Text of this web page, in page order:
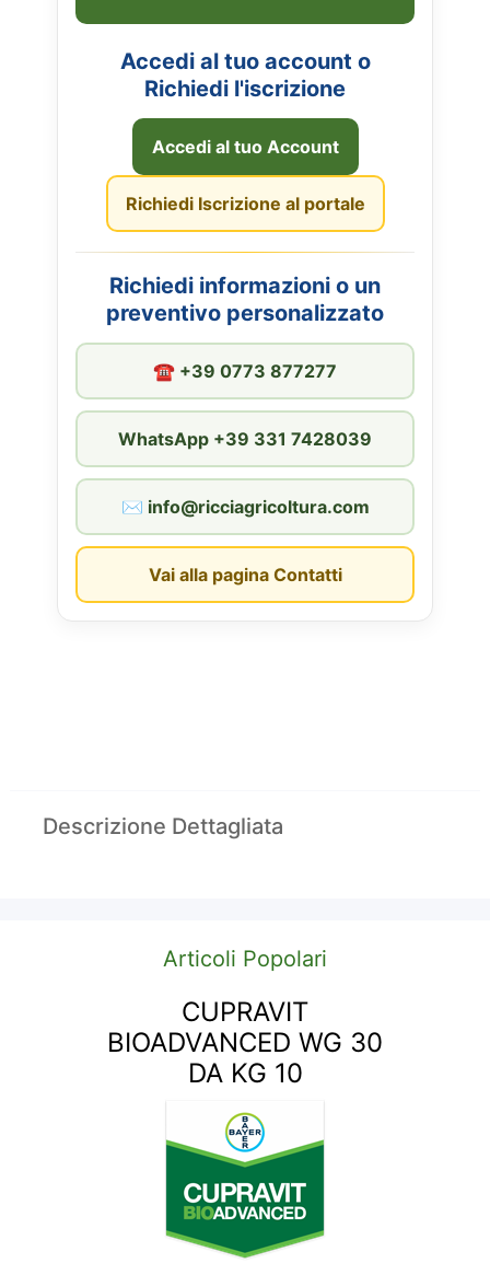
Accedi al tuo account o
Richiedi l'iscrizione
Accedi al tuo Account
Richiedi Iscrizione al portale
Richiedi informazioni o un
preventivo personalizzato
☎︎ +39 0773 877277
WhatsApp +39 331 7428039
✉︎ info@ricciagricoltura.com
Vai alla pagina Contatti
Descrizione Dettagliata
Articoli Popolari
CUPRAVIT
BIOADVANCED WG 30
DA KG 10